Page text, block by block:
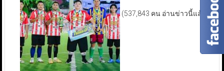
(537,843 คน อ่านข่าวนี้แล้ว)